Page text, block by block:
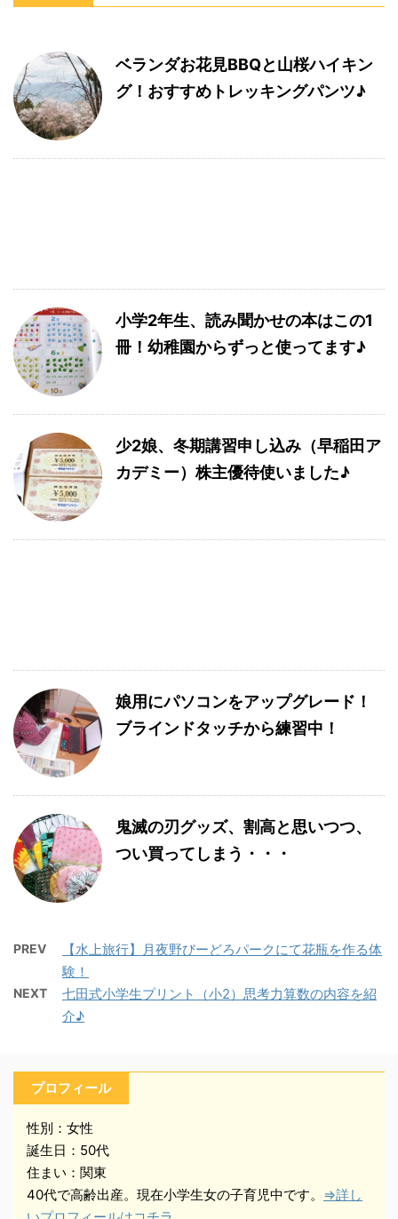
ベランダお花見BBQと山桜ハイキン
グ！おすすめトレッキングパンツ♪
小学2年生、読み聞かせの本はこの1
冊！幼稚園からずっと使ってます♪
少2娘、冬期講習申し込み（早稲田ア
カデミー）株主優待使いました♪
娘用にパソコンをアップグレード！
ブラインドタッチから練習中！
鬼滅の刃グッズ、割高と思いつつ、
つい買ってしまう・・・
PREV
【水上旅行】月夜野びーどろパークにて花瓶を作る体
験！
NEXT
七田式小学生プリント（小2）思考力算数の内容を紹
介♪
プロフィール
性別：女性
誕生日：50代
住まい：関東
40代で高齢出産。現在小学生女の子育児中です。 ⇒詳し